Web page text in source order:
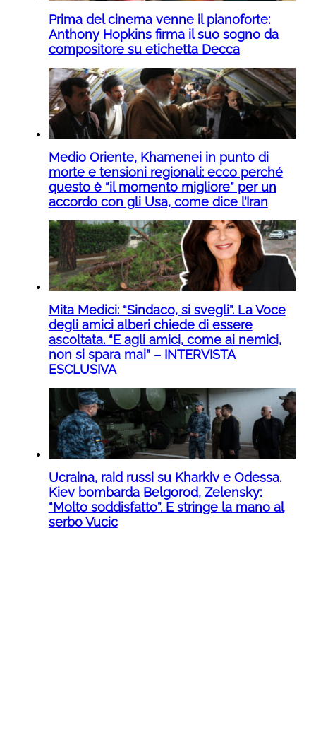
Prima del cinema venne il pianoforte:
Anthony Hopkins firma il suo sogno da
compositore su etichetta Decca
Medio Oriente, Khamenei in punto di
morte e tensioni regionali: ecco perché
questo è “il momento migliore” per un
accordo con gli Usa, come dice l’Iran
Mita Medici: “Sindaco, si svegli”. La Voce
degli amici alberi chiede di essere
ascoltata. “E agli amici, come ai nemici,
non si spara mai” – INTERVISTA
ESCLUSIVA
Ucraina, raid russi su Kharkiv e Odessa.
Kiev bombarda Belgorod, Zelensky:
“Molto soddisfatto”. E stringe la mano al
serbo Vucic